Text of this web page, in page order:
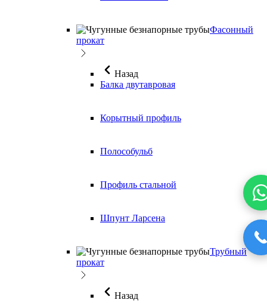
Фасонный
прокат
Назад
Балка двутавровая
Корытный профиль
Полособульб
Профиль стальной
Шпунт Ларсена
Трубный
прокат
Назад